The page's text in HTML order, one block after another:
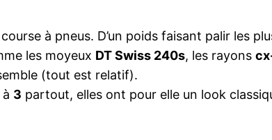
à pneus. D’un poids faisant palir les
les moyeux DT Swiss 240s, les rayons
(tout est relatif).
3 partout, elles ont pour elle un look